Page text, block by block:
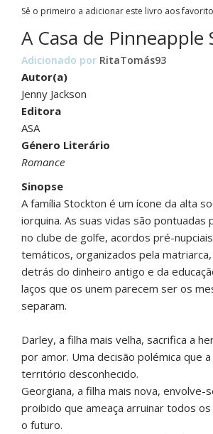
Sê o primeiro a adicionar este livro aos
A Casa de Pinneapple
Adicionado por RitaTomás93
Autor(a)
Jenny Jackson
Editora
ASA
Género Literário
Romance
Sinopse
A família Stockton é um ícone da alta
iorquina. As suas vidas são pontuadas
no clube de golfe, acordos pré-
temáticos, organizados pela
detrás do dinheiro antigo e da
laços que os unem parecem ser os
separam.
Darley, a filha mais velha, sacrifica a
por amor. Uma decisão polémica que a
território desconhecido.
Georgiana, a filha mais nova, envolve-
proibido que ameaça arruinar todos
o futuro.